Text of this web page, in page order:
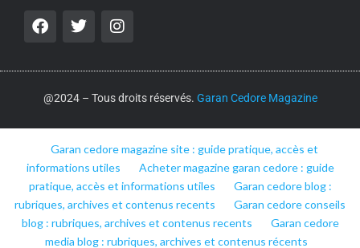
@2024 – Tous droits réservés. Garan Cedore Magazine
Garan cedore magazine site : guide pratique, accès et
informations utiles
Acheter magazine garan cedore : guide
pratique, accès et informations utiles
Garan cedore blog :
rubriques, archives et contenus recents
Garan cedore conseils
blog : rubriques, archives et contenus recents
Garan cedore
media blog : rubriques, archives et contenus récents